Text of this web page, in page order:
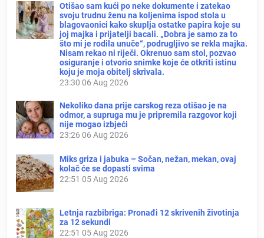
Otišao sam kući po neke dokumente i zatekao
svoju trudnu ženu na koljenima ispod stola u
blagovaonici kako skuplja ostatke papira koje su
joj majka i prijatelji bacali. „Dobra je samo za to
što mi je rodila unuče“, podrugljivo se rekla majka.
Nisam rekao ni riječi. Okrenuo sam stol, pozvao
osiguranje i otvorio snimke koje će otkriti istinu
koju je moja obitelj skrivala.
23:30 06 Aug 2026
Nekoliko dana prije carskog reza otišao je na
odmor, a supruga mu je pripremila razgovor koji
nije mogao izbjeći
23:26 06 Aug 2026
Miks griza i jabuka – Sočan, nežan, mekan, ovaj
kolač će se dopasti svima
22:51 05 Aug 2026
Letnja razbibriga: Pronađi 12 skrivenih životinja
za 12 sekundi
22:51 05 Aug 2026